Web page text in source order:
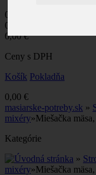
0,00 €
0,00 €
0,00 €
Ceny s DPH
Košík Pokladňa
0,00 €
masiarske-potreby.sk »
mixéry»Miešačka
Kategórie
»
mixéry»Miešačka